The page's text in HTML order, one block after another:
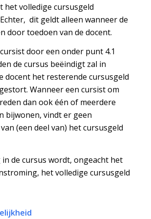
het volledige cursusgeld
dit geldt alleen wanneer de
door toedoen van de docent.
door een onder punt 4.1
de cursus beëindigt zal in
docent het resterende cursusgeld
Wanneer een cursist om
dan ook één of meerdere
bijwonen, vindt er geen
(een deel van) het cursusgeld
de cursus wordt, ongeacht het
het volledige cursusgeld